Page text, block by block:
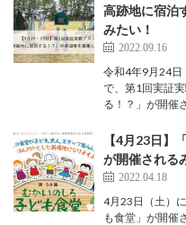
高跡地に宿泊
みたい！
2022.09.16
令和4年9月24日
で、第1回実証
る！？」が開催
【4月23日】
が開催される
2022.04.18
4月23日（土）
も食堂」が開催